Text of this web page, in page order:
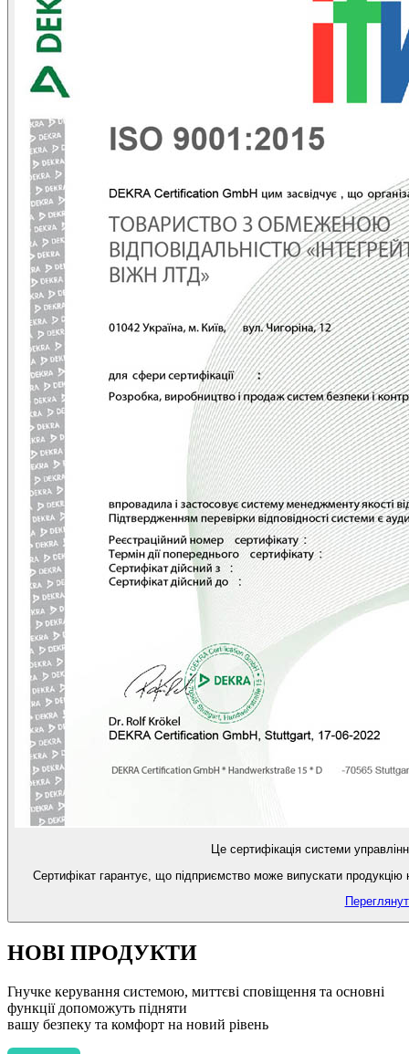
Це сертифікація системи
Сертифікат гарантує, що підприємство може випускати продукцію
НОВІ ПРОДУКТИ
Гнучке керування системою, миттєві сповіщення та основні
функції допоможуть підняти
вашу безпеку та комфорт на новий рівень